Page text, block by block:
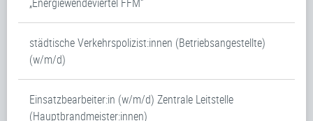
„Energiewendeviertel FFM“
städtische Verkehrspolizist:innen (Betriebsangestellte)
(w/m/d)
Einsatzbearbeiter:in (w/m/d) Zentrale Leitstelle
(Hauptbrandmeister:innen)